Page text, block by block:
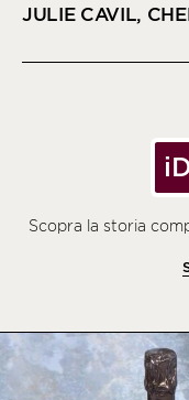
JULIE CAVIL,
Scopra la storia